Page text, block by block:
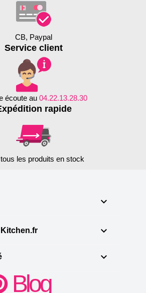
CB, Paypal
Service client
écoute au 04.22.13.28.30
rapide
les produits en stock



Blog